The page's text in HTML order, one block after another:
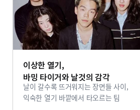
이상한 열기,
바밍 타이거와 날것의 감각
날이 갈수록 뜨거워지는 장면들 사이,
익숙한 열기 바깥에서 타오르는 팀